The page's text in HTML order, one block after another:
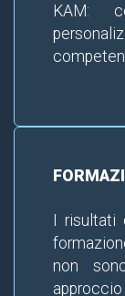
KAM:
I
non